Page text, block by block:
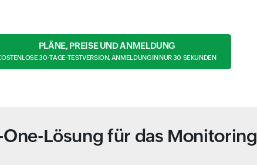
PLÄNE, PREISE UND ANMELDUNG
30-TAGE-TESTVERSION, ANMELDUNG IN NUR 30 SEKUNDEN
Lösung für das Monitoring